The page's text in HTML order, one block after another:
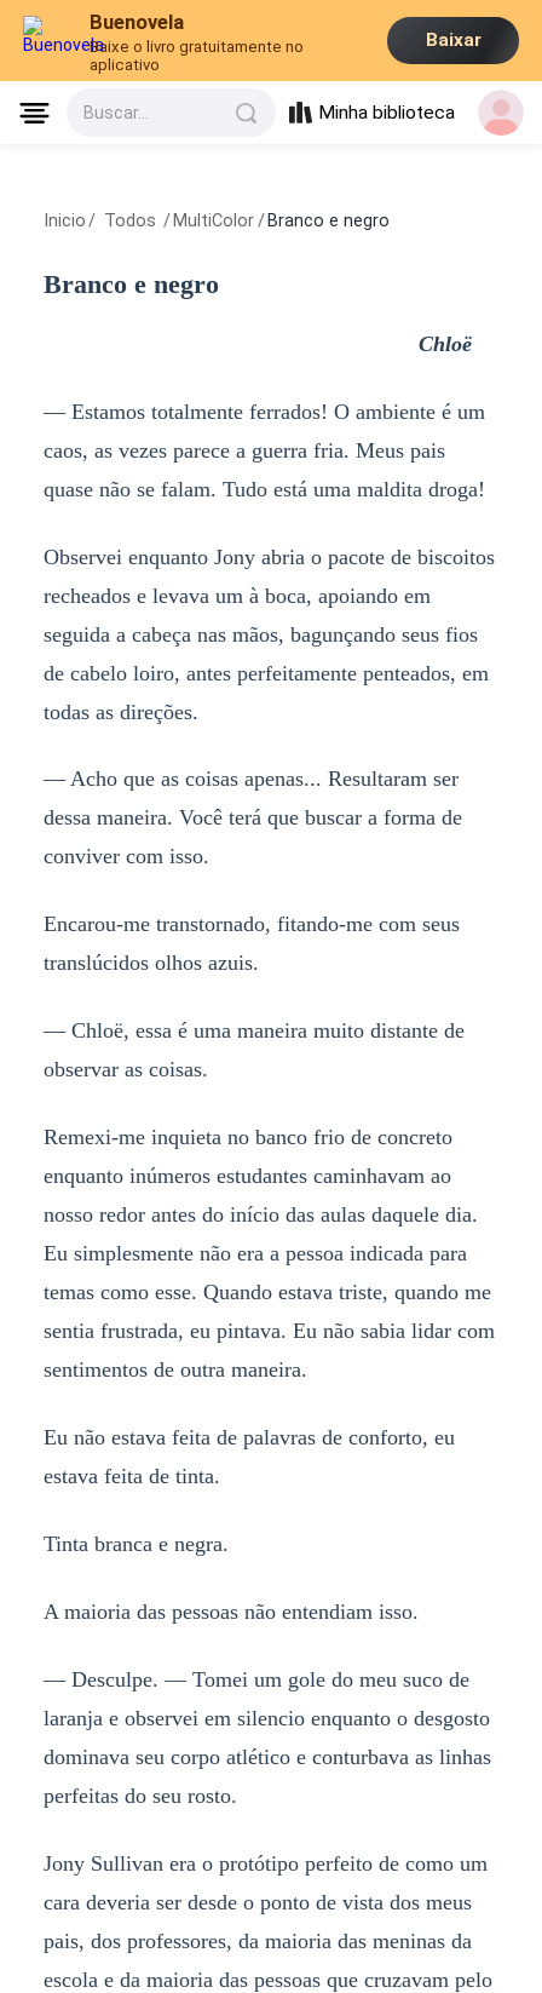
Buenovela
Baixe o livro gratuitamente no
aplicativo
Baixar
Buscar... Minha biblioteca
Inicio / Todos / MultiColor / Branco e negro
Branco e negro
Chloë
— Estamos totalmente ferrados! O ambiente é um
caos, as vezes parece a guerra fria. Meus pais
quase não se falam. Tudo está uma maldita droga!
Observei enquanto Jony abria o pacote de biscoitos
recheados e levava um à boca, apoiando em
seguida a cabeça nas mãos, bagunçando seus fios
de cabelo loiro, antes perfeitamente penteados, em
todas as direções.
— Acho que as coisas apenas... Resultaram ser
dessa maneira. Você terá que buscar a forma de
conviver com isso.
Encarou-me transtornado, fitando-me com seus
translúcidos olhos azuis.
— Chloë, essa é uma maneira muito distante de
observar as coisas.
Remexi-me inquieta no banco frio de concreto
enquanto inúmeros estudantes caminhavam ao
nosso redor antes do início das aulas daquele dia.
Eu simplesmente não era a pessoa indicada para
temas como esse. Quando estava triste, quando me
sentia frustrada, eu pintava. Eu não sabia lidar com
sentimentos de outra maneira.
Eu não estava feita de palavras de conforto, eu
estava feita de tinta.
Tinta branca e negra.
A maioria das pessoas não entendiam isso.
— Desculpe. — Tomei um gole do meu suco de
laranja e observei em silencio enquanto o desgosto
dominava seu corpo atlético e conturbava as linhas
perfeitas do seu rosto.
Jony Sullivan era o protótipo perfeito de como um
cara deveria ser desde o ponto de vista dos meus
pais, dos professores, da maioria das meninas da
escola e da maioria das pessoas que cruzavam pelo